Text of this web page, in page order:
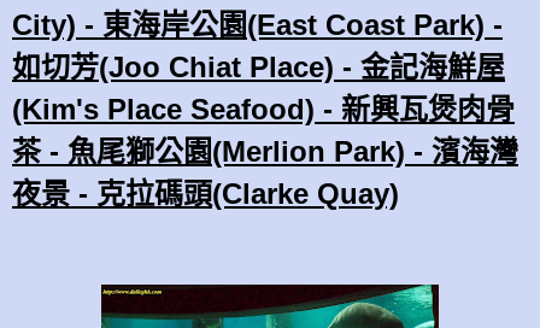
City) - 東海岸公園(East Coast Park) -
如切芳(Joo Chiat Place) - 金記海鮮屋
(Kim's Place Seafood) - 新興瓦煲肉骨
茶 - 魚尾獅公園(Merlion Park) - 濱海灣
夜景 - 克拉碼頭(Clarke Quay)